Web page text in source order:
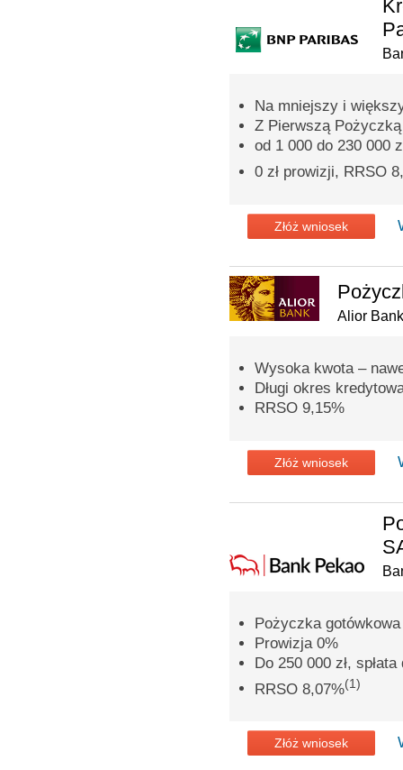
Na mniejszy i
Z Pierwszą
od 1 000 do 230 000
0 zł prowizji, RRSO
Złóż wniosek
Alior Bank
Wysoka kwota –
Długi okres
RRSO 9,15%
Złóż wniosek
Pożyczka
Prowizja 0%
Do 250 000 zł,
RRSO 8,07%(1)
Złóż wniosek